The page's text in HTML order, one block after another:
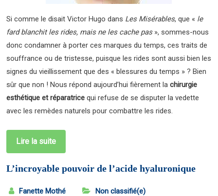
Si comme le disait Victor Hugo dans Les Misérables, que « le
fard blanchit les rides, mais ne les cache pas », sommes-nous
donc condamner à porter ces marques du temps, ces traits de
souffrance ou de tristesse, puisque les rides sont aussi bien les
signes du vieillissement que des « blessures du temps » ? Bien
sûr que non ! Nous répond aujourd’hui fièrement lachirurgie
esthétique et réparatrice qui refuse de se disputer la vedette
avec les remèdes naturels pour combattre les rides.
Lire la suite
L’incroyable pouvoir de l’acide hyaluronique
Fanette Mothé Non classifié(e)